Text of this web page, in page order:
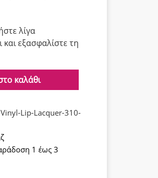
λίγα
εξασφαλίστε τη
καλάθι
Lip-Lacquer-310-
1 έως 3